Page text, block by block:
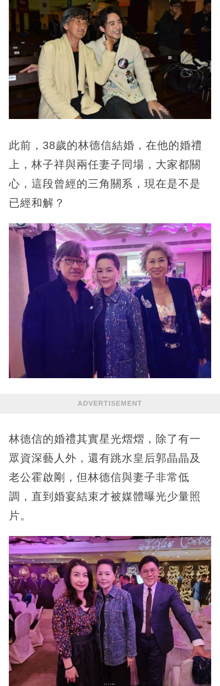
此前，38歲的林德信結婚，在他的婚禮
上，林子祥與兩任妻子同場，大家都關
心，這段曾經的三角關系，現在是不是
已經和解？
ADVERTISEMENT
林德信的婚禮其實星光熠熠，除了有一
眾資深藝人外，還有跳水皇后郭晶晶及
老公霍啟剛，但林德信與妻子非常低
調，直到婚宴結束才被媒體曝光少量照
片。